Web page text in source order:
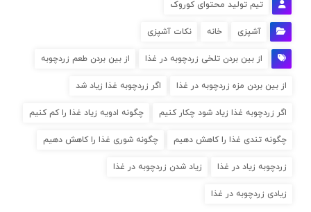
تیم تولید محتوای کوروک
آشپزی خانه نکات آشپزی
از بین بردن تلخی زردچوبه در غذا از بین بردن طعم زردچوبه
از بین بردن مزه زردچوبه در غذا اگر زردچوبه غذا زیاد شد
اگر زردچوبه غذا زیاد شود چکار کنیم چگونه ادویه زیاد غذا را کم کنیم
چگونه تندی غذا را کاهش دهیم چگونه شوری غذا را کاهش دهیم
زردچوبه زیاد در غذا زیاد شدن زردچوبه در غذا
زیادی زردچوبه در غذا